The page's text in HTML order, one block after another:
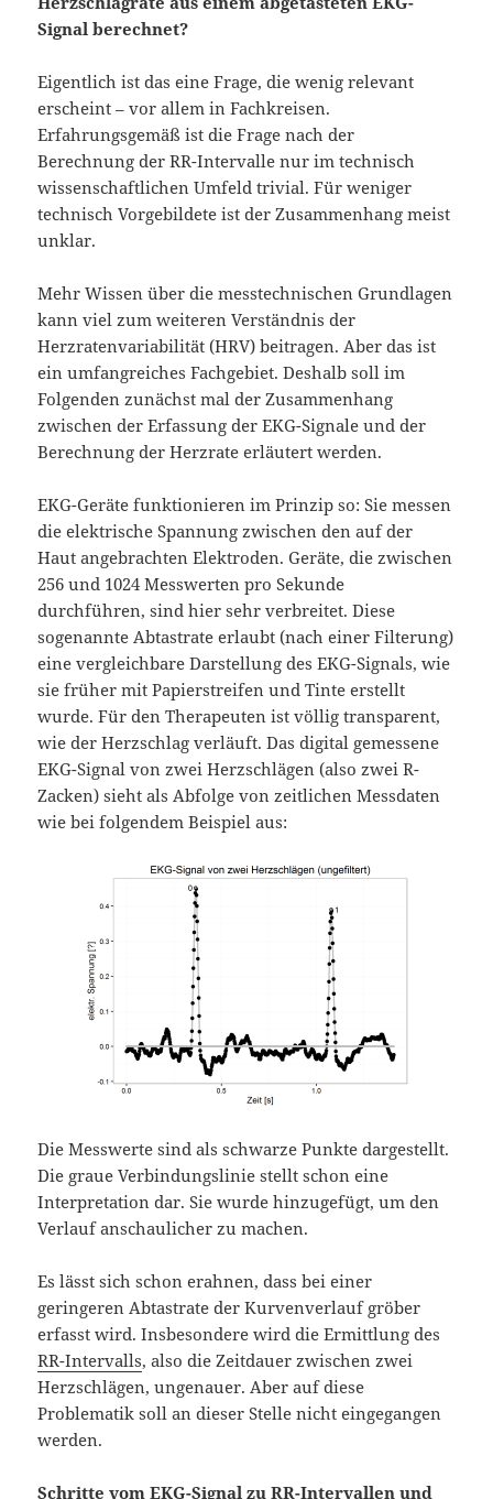
Signal berechnet?
Eigentlich ist das eine Frage, die wenig relevant
erscheint – vor allem in Fachkreisen.
Erfahrungsgemäß ist die Frage nach der
Berechnung der RR-Intervalle nur im technisch
wissenschaftlichen Umfeld trivial. Für weniger
technisch Vorgebildete ist der Zusammenhang meist
unklar.
Mehr Wissen über die messtechnischen Grundlagen
kann viel zum weiteren Verständnis der
Herzratenvariabilität (HRV) beitragen. Aber das ist
ein umfangreiches Fachgebiet. Deshalb soll im
Folgenden zunächst mal der Zusammenhang
zwischen der Erfassung der EKG-Signale und der
Berechnung der Herzrate erläutert werden.
EKG-Geräte funktionieren im Prinzip so: Sie messen
die elektrische Spannung zwischen den auf der
Haut angebrachten Elektroden. Geräte, die zwischen
256 und 1024 Messwerten pro Sekunde
durchführen, sind hier sehr verbreitet. Diese
sogenannte Abtastrate erlaubt (nach einer Filterung)
eine vergleichbare Darstellung des EKG-Signals, wie
sie früher mit Papierstreifen und Tinte erstellt
wurde. Für den Therapeuten ist völlig transparent,
wie der Herzschlag verläuft. Das digital gemessene
EKG-Signal von zwei Herzschlägen (also zwei R-
Zacken) sieht als Abfolge von zeitlichen Messdaten
wie bei folgendem Beispiel aus:
Die Messwerte sind als schwarze Punkte dargestellt.
Die graue Verbindungslinie stellt schon eine
Interpretation dar. Sie wurde hinzugefügt, um den
Verlauf anschaulicher zu machen.
Es lässt sich schon erahnen, dass bei einer
geringeren Abtastrate der Kurvenverlauf gröber
erfasst wird. Insbesondere wird die Ermittlung des
RR-Intervalls, also die Zeitdauer zwischen zwei
Herzschlägen, ungenauer. Aber auf diese
Problematik soll an dieser Stelle nicht eingegangen
werden.
Schritte vom EKG-Signal zu RR-Intervallen und